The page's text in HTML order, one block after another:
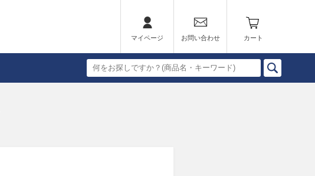
マイページ お問い合わせ カート